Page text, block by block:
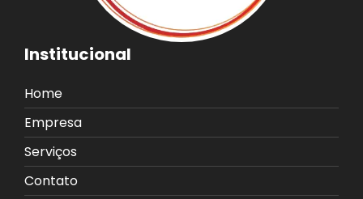
Institucional
Home
Empresa
Serviços
Contato